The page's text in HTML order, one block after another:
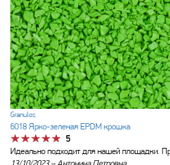
Granulos
6018 Ярко-зеленая EPDM крошка
5
Идеально подходит для нашей площадки.